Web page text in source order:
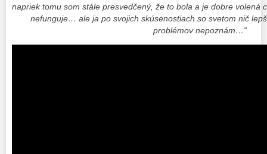
napriek tomu som stále presvedčený, že to bola a je dobre
nefunguje… ale ja po svojich skúsenostiach so svetom nič
problémov nepoznám…“